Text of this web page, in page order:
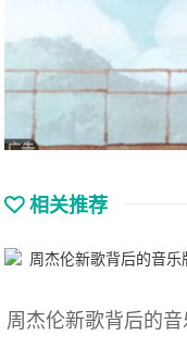
相关推荐
周杰伦新歌背后的